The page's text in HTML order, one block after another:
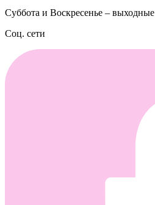
Суббота и Воскресенье – выходные
Соц. сети